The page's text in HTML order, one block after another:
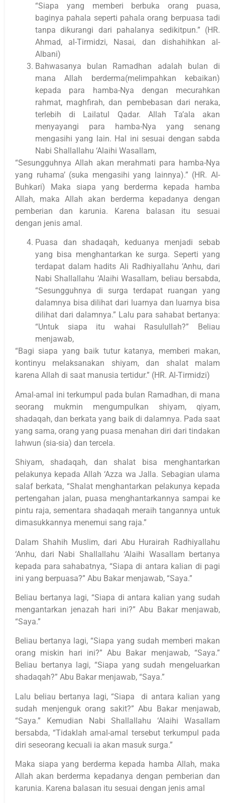
“Siapa yang memberi berbuka orang puasa,
baginya pahala seperti pahala orang berpuasa tadi
tanpa dikurangi dari pahalanya sedikitpun.” (HR.
Ahmad, al-Tirmidzi, Nasai, dan dishahihkan al-
Albani)
Bahwasanya bulan Ramadhan adalah bulan di
mana Allah berderma(melimpahkan kebaikan)
kepada para hamba-Nya dengan mecurahkan
rahmat, maghfirah, dan pembebasan dari neraka,
terlebih di Lailatul Qadar. Allah Ta’ala akan
menyayangi para hamba-Nya yang senang
mengasihi yang lain. Hal ini sesuai dengan sabda
Nabi Shallallahu ‘Alaihi Wasallam,
“Sesungguhnya Allah akan merahmati para hamba-Nya
yang ruhama’ (suka mengasihi yang lainnya).” (HR. Al-
Buhkari) Maka siapa yang berderma kepada hamba
Allah, maka Allah akan berderma kepadanya dengan
pemberian dan karunia. Karena balasan itu sesuai
dengan jenis amal.
Puasa dan shadaqah, keduanya menjadi sebab
yang bisa menghantarkan ke surga. Seperti yang
terdapat dalam hadits Ali Radhiyallahu ‘Anhu, dari
Nabi Shallallahu ‘Alaihi Wasallam, beliau bersabda,
“Sesungguhnya di surga terdapat ruangan yang
dalamnya bisa dilihat dari luarnya dan luarnya bisa
dilihat dari dalamnya.” Lalu para sahabat bertanya:
“Untuk siapa itu wahai Rasulullah?” Beliau
menjawab,
“Bagi siapa yang baik tutur katanya, memberi makan,
kontinyu melaksanakan shiyam, dan shalat malam
karena Allah di saat manusia tertidur.” (HR. Al-Tirmidzi)
Amal-amal ini terkumpul pada bulan Ramadhan, di mana
seorang mukmin mengumpulkan shiyam, qiyam,
shadaqah, dan berkata yang baik di dalamnya. Pada saat
yang sama, orang yang puasa menahan diri dari tindakan
lahwun (sia-sia) dan tercela.
Shiyam, shadaqah, dan shalat bisa menghantarkan
pelakunya kepada Allah ‘Azza wa Jalla. Sebagian ulama
salaf berkata, “Shalat menghantarkan pelakunya kepada
pertengahan jalan, puasa menghantarkannya sampai ke
pintu raja, sementara shadaqah meraih tangannya untuk
dimasukkannya menemui sang raja.”
Dalam Shahih Muslim, dari Abu Hurairah Radhiyallahu
‘Anhu, dari Nabi Shallallahu ‘Alaihi Wasallam bertanya
kepada para sahabatnya, “Siapa di antara kalian di pagi
ini yang berpuasa?” Abu Bakar menjawab, “Saya.”
Beliau bertanya lagi, “Siapa di antara kalian yang sudah
mengantarkan jenazah hari ini?” Abu Bakar menjawab,
“Saya.”
Beliau bertanya lagi, “Siapa yang sudah memberi makan
orang miskin hari ini?” Abu Bakar menjawab, “Saya.”
Beliau bertanya lagi, “Siapa yang sudah mengeluarkan
shadaqah?” Abu Bakar menjawab, “Saya.”
Lalu beliau bertanya lagi, “Siapa di antara kalian yang
sudah menjenguk orang sakit?” Abu Bakar menjawab,
“Saya.” Kemudian Nabi Shallallahu ‘Alaihi Wasallam
bersabda, “Tidaklah amal-amal tersebut terkumpul pada
diri seseorang kecuali ia akan masuk surga.”
Maka siapa yang berderma kepada hamba Allah, maka
Allah akan berderma kepadanya dengan pemberian dan
karunia. Karena balasan itu sesuai dengan jenis amal